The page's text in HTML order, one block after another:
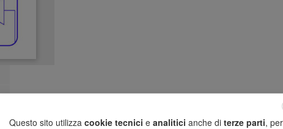
Questo sito utilizza cookie tecnici e analitici anche di terze parti, per